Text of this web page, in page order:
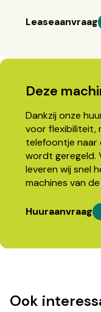
Leaseaanvraag
Deze
Dankzij onze
voor flexibiliteit,
telefoontje naar
wordt geregeld.
leveren wij snel
machines van
Huuraanvraag
Ook